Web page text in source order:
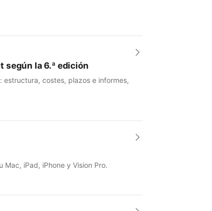
según la 6.ª edición
estructura, costes, plazos e informes,
iPad, iPhone y Vision Pro.